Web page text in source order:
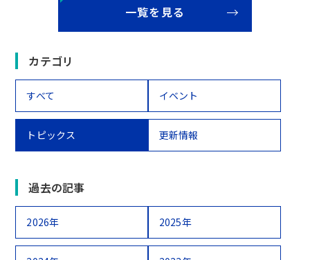
一覧を見る
カテゴリ
すべて イベント
トピックス 更新情報
過去の記事
2026年 2025年